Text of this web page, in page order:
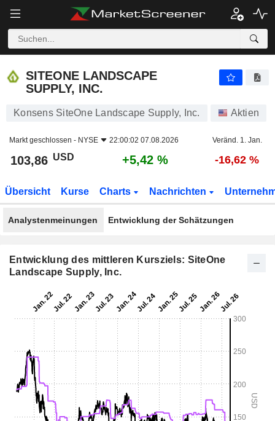
SITEONE LANDSCAPE
SUPPLY, INC.
Konsens SiteOne Landscape Supply, Inc. Aktien
Markt geschlossen - NYSE 22:00:02 07.08.2026 Veränd. 1. Jan.
103,86 USD +5,42 % -16,62 %
Übersicht Kurse Charts Nachrichten
Analystenmeinungen Entwicklung der Schätzungen
Entwicklung des mittleren Kursziels: SiteOne
Landscape Supply, Inc.